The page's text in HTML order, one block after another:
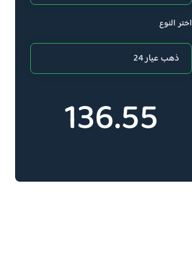
اختر النوع
136.55